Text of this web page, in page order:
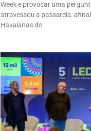
Week e provocar uma
atravessou a passarela:
Havaianas de